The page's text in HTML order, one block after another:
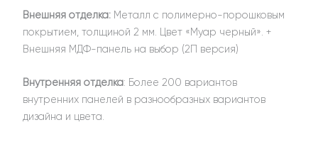
Внешняя отделка: Металл с полимерно-порошковым
покрытием, толщиной 2 мм. Цвет «Муар черный». +
Внешняя МДФ-панель на выбор (2П версия)
Внутренняя отделка: Более 200 вариантов
внутренних панелей в разнообразных вариантов
дизайна и цвета.